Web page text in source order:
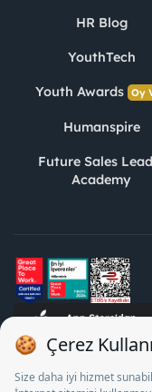
HR Blog
YouthTech
Youth Awards Oy
Humanspire
Future Sales
Academy